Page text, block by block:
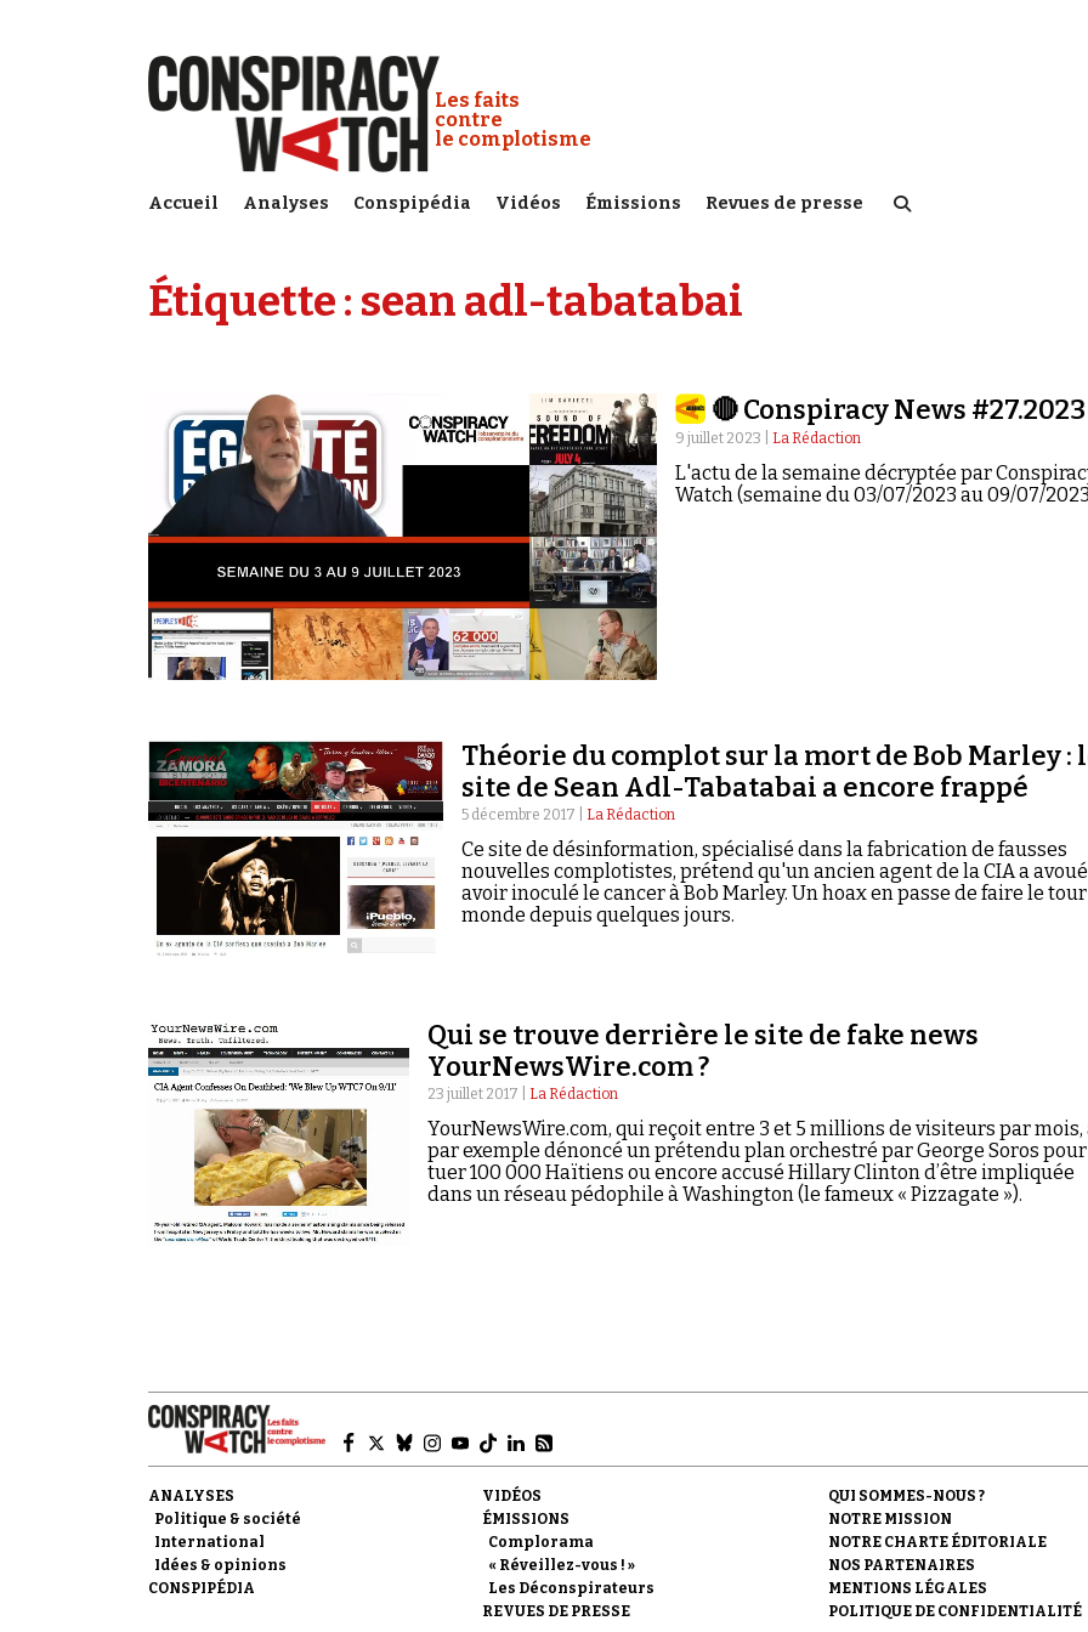
Conspiracy Watch :
Les faits
contre
le complotisme
Accueil Analyses Conspipédia Vidéos Émissions Revues de presse
Étiquette : sean adl-tabatabai
🔴 Conspiracy News #27.2023
9 juillet 2023 | La Rédaction
L'actu de la semaine décryptée par
Watch (semaine du 03/07/2023 au 09/07/
Théorie du complot sur la mort de Bob Marley :
site de Sean Adl-Tabatabai a encore frappé
5 décembre 2017 | La Rédaction
Ce site de désinformation, spécialisé dans la fabrication de fausses
nouvelles complotistes, prétend qu'un ancien agent de la CIA a avoué
avoir inoculé le cancer à Bob Marley. Un hoax en passe de faire le
monde depuis quelques jours.
Qui se trouve derrière le site de fake news
YourNewsWire.com ?
23 juillet 2017 | La Rédaction
YourNewsWire.com, qui reçoit entre 3 et 5 millions de visiteurs par mois,
par exemple dénoncé un prétendu plan orchestré par George Soros pour
tuer 100 000 Haïtiens ou encore accusé Hillary Clinton d’être impliquée
dans un réseau pédophile à Washington (le fameux « Pizzagate »).
ANALYSES
Politique & société
International
Idées & opinions
CONSPIPÉDIA
VIDÉOS
ÉMISSIONS
Complorama
« Réveillez-vous ! »
Les Déconspirateurs
REVUES DE PRESSE
QUI SOMMES-NOUS ?
NOTRE MISSION
NOTRE CHARTE ÉDITORIALE
NOS PARTENAIRES
MENTIONS LÉGALES
POLITIQUE DE CONFIDENTIALITÉ